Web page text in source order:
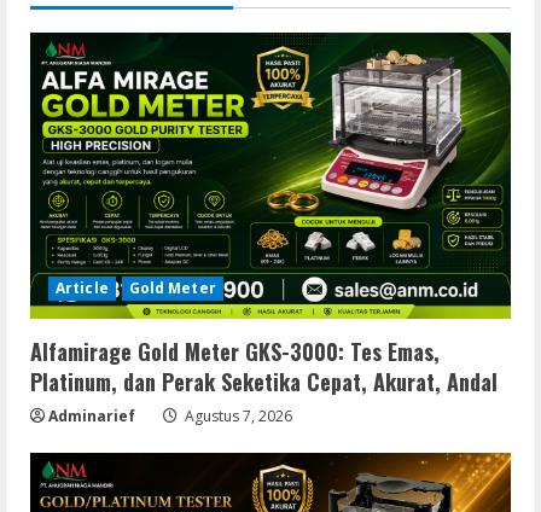
Article Gold Meter
Alfamirage Gold Meter GKS-3000: Tes Emas,
Platinum, dan Perak Seketika Cepat, Akurat, Andal
Adminarief Agustus 7, 2026